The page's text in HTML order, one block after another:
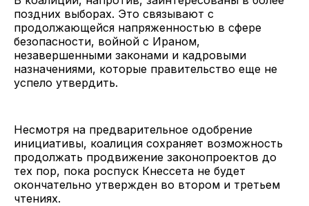
поздних выборах. Это связывают с
продолжающейся напряженностью в сфере
безопасности, войной с Ираном,
незавершенными законами и кадровыми
назначениями, которые правительство еще не
успело утвердить.
Несмотря на предварительное одобрение
инициативы, коалиция сохраняет возможность
продолжать продвижение законопроектов до
тех пор, пока роспуск Кнессета не будет
окончательно утвержден во втором и третьем
чтениях.